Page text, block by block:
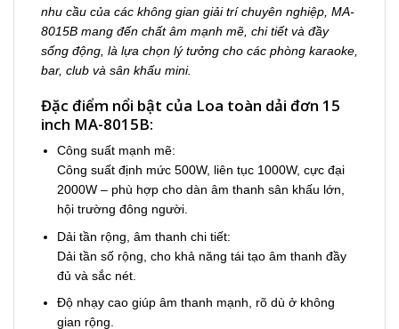
nhu cầu của các không gian giải trí chuyên nghiệp, MA-
8015B mang đến chất âm mạnh mẽ, chi tiết và đầy
sống động, là lựa chọn lý tưởng cho các phòng karaoke,
bar, club và sân khấu mini.
Đặc điểm nổi bật của Loa toàn dải đơn 15
inch MA-8015B:
Công suất mạnh mẽ:
Công suất định mức 500W, liên tục 1000W, cực đại
2000W – phù hợp cho dàn âm thanh sân khấu lớn,
hội trường đông người.
Dải tần rộng, âm thanh chi tiết:
Dải tần số rộng, cho khả năng tái tạo âm thanh đầy
đủ và sắc nét.
Độ nhạy cao giúp âm thanh mạnh, rõ dù ở không
gian rộng.